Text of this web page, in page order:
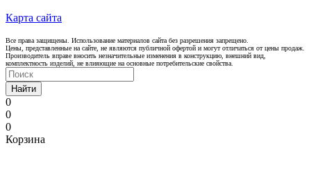
Карта сайта
Все права защищены. Использование материалов сайта без разрешения запрещено.
Цены, представленные на сайте, не являются публичной офертой и могут отличаться от цены продаж.
Производитель вправе вносить незначительные изменения в конструкцию, внешний вид,
комплектность изделий, не влияющие на основные потребительские свойства.
Найти
0
0
0
Корзина